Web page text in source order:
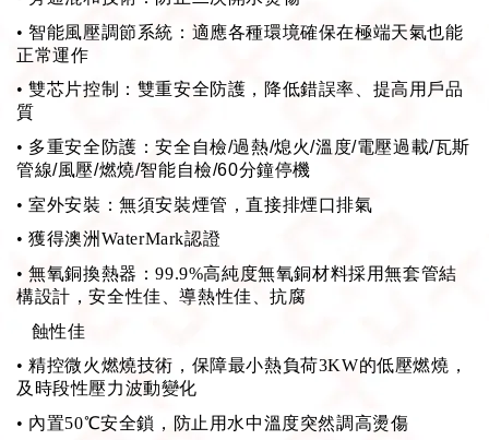
• 智能風壓調節系統：適應各種環境確保在極端天氣也能
正常運作
• 雙芯片控制：雙重安全防護，降低錯誤率、提高用戶品
質
• 多重安全防護：安全自檢/過熱/熄火/溫度/電壓過載/瓦斯
管線/風壓/燃燒/智能自檢/60分鐘停機
• 室外安裝：無須安裝煙管，直接排煙口排氣
• 獲得澳洲WaterMark認證
• 無氧銅換熱器：99.9%高純度無氧銅材料採用無套管結
構設計，安全性佳、導熱性佳、抗腐
蝕性佳
• 精控微火燃燒技術，保障最小熱負荷3KW的低壓燃燒，
及時段性壓力波動變化
• 內置50℃安全鎖，防止用水中溫度突然調高燙傷